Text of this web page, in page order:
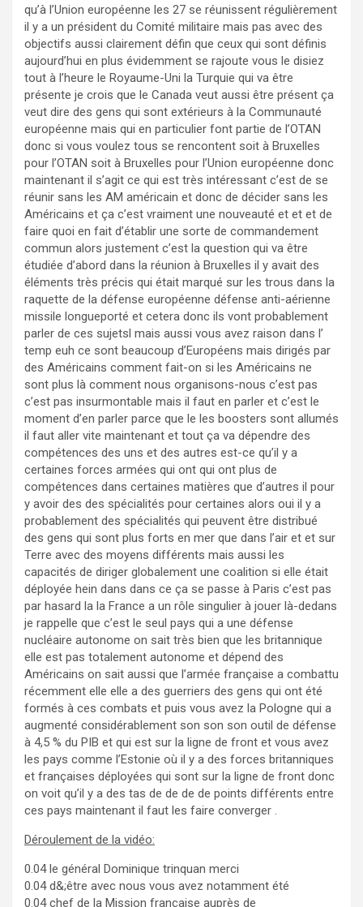
qu’à l’Union européenne les 27 se réunissent régulièrement
il y a un président du Comité militaire mais pas avec des
objectifs aussi clairement défin que ceux qui sont définis
aujourd’hui en plus évidemment se rajoute vous le disiez
tout à l’heure le Royaume-Uni la Turquie qui va être
présente je crois que le Canada veut aussi être présent ça
veut dire des gens qui sont extérieurs à la Communauté
européenne mais qui en particulier font partie de l’OTAN
donc si vous voulez tous se rencontent soit à Bruxelles
pour l’OTAN soit à Bruxelles pour l’Union européenne donc
maintenant il s’agit ce qui est très intéressant c’est de se
réunir sans les AM américain et donc de décider sans les
Américains et ça c’est vraiment une nouveauté et et et de
faire quoi en fait d’établir une sorte de commandement
commun alors justement c’est la question qui va être
étudiée d’abord dans la réunion à Bruxelles il y avait des
éléments très précis qui était marqué sur les trous dans la
raquette de la défense européenne défense anti-aérienne
missile longueporté et cetera donc ils vont probablement
parler de ces sujetsl mais aussi vous avez raison dans l’
temp euh ce sont beaucoup d’Européens mais dirigés par
des Américains comment fait-on si les Américains ne
sont plus là comment nous organisons-nous c’est pas
c’est pas insurmontable mais il faut en parler et c’est le
moment d’en parler parce que le les boosters sont allumés
il faut aller vite maintenant et tout ça va dépendre des
compétences des uns et des autres est-ce qu’il y a
certaines forces armées qui ont qui ont plus de
compétences dans certaines matières que d’autres il pour
y avoir des des spécialités pour certaines alors oui il y a
probablement des spécialités qui peuvent être distribué
des gens qui sont plus forts en mer que dans l’air et et sur
Terre avec des moyens différents mais aussi les
capacités de diriger globalement une coalition si elle était
déployée hein dans dans ce ça se passe à Paris c’est pas
par hasard la la France a un rôle singulier à jouer là-dedans
je rappelle que c’est le seul pays qui a une défense
nucléaire autonome on sait très bien que les britannique
elle est pas totalement autonome et dépend des
Américains on sait aussi que l’armée française a combattu
récemment elle elle a des guerriers des gens qui ont été
formés à ces combats et puis vous avez la Pologne qui a
augmenté considérablement son son son outil de défense
à 4,5 % du PIB et qui est sur la ligne de front et vous avez
les pays comme l’Estonie où il y a des forces britanniques
et françaises déployées qui sont sur la ligne de front donc
on voit qu’il y a des tas de de de de points différents entre
ces pays maintenant il faut les faire converger .
Déroulement de la vidéo:
0.04 le général Dominique trinquan merci
0.04 d&;être avec nous vous avez notamment été
0.04 chef de la Mission française auprès de